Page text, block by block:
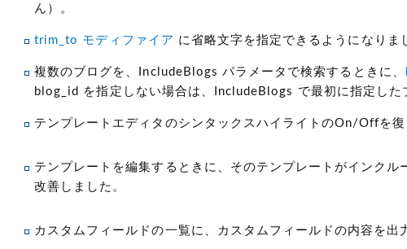
ん）。
trim_to モディファイア に省略文字を指定できるようになりま
複数のブログを、IncludeBlogs パラメータで検索するときに、
blog_id を指定しない場合は、IncludeBlogs で最初に指定した
テンプレートエディタのシンタックスハイライトのOn/Offを復
テンプレートを編集するときに、そのテンプレートがインク
改善しました。
カスタムフィールドの一覧に、カスタムフィールドの内容を出